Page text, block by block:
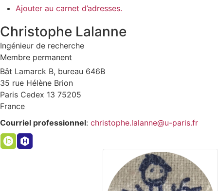
Ajouter au carnet d’adresses.
Christophe Lalanne
Ingénieur de recherche
Membre permanent
Bât Lamarck B, bureau 646B
35 rue Hélène Brion
Paris Cedex 13 75205
France
Courriel professionnel: christophe.lalanne@u-paris.fr